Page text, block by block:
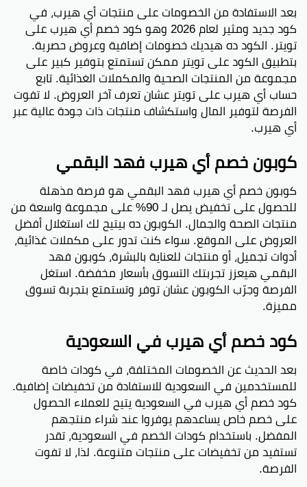
بعد الاستفادة من الخصومات على منتجات أي هيرب، في
كود جديد ومثير لعام 2026 وهو كود خصم أي هيرب على
تويتر. الكود ده هيديك خصومات إضافية وعروض حصرية.
بتطبيق الكود على تويتر ممكن تستمتع بتوفير كبير على
مجموعة من المنتجات الصحية والمكملات الغذائية. تابع
حساب أي هيرب على تويتر عشان تعرف آخر العروض. لا تفوت
الفرصة لتوفير المال واستكشاف منتجات ذات جودة عالية عبر
أي هيرب.
كوبون خصم أي هيرب فهد البقمي
كوبون خصم أي هيرب فهد البقمي هو فرصة مذهلة
للحصول على تخفيض يصل لـ 90% على مجموعة واسعة من
منتجات الصحة والجمال. الكوبون ده بيتيح لك استغلال أفضل
العروض على الموقع. سواء كنت تدور على مكملات غذائية،
أدوات تجميل، أو منتجات للعناية بالبشرة، كوبون فهد
البقمي هيعزز تجربتك التسوق بأسعار مخفضة. استغل
الفرصة وجرّب الكوبون عشان توفر وتستمتع بتجربة تسوق
مميزة.
كود خصم أي هيرب في السعودية
بعد الحديث عن الخصومات المختلفة، في كودات خاصة
للمستخدمين في السعودية للاستفادة من تخفيضات إضافية.
كود خصم أي هيرب في السعودية يتيح للعملاء الحصول
على خصم خاص يساعدهم يوفروا عند شراء منتجهم
المفضل. باستخدام كودات الخصم في السعودية، تقدر
تستفيد من تخفيضات على منتجات متنوعة. لذا، لا تفوت
الفرصة.